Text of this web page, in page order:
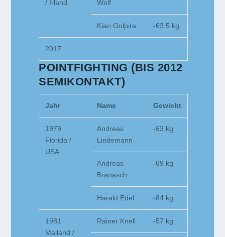
/ Irland Wolf
Kian Golpira -63,5 kg
2017
POINTFIGHTING (BIS 2012
SEMIKONTAKT)
Jahr Name Gewicht
1979
Florida /
USA
Andreas
Lindemann
-63 kg
Andreas
Branasch
-69 kg
Harald Edel -84 kg
1981
Mailand /
Rainer Knell -57 kg